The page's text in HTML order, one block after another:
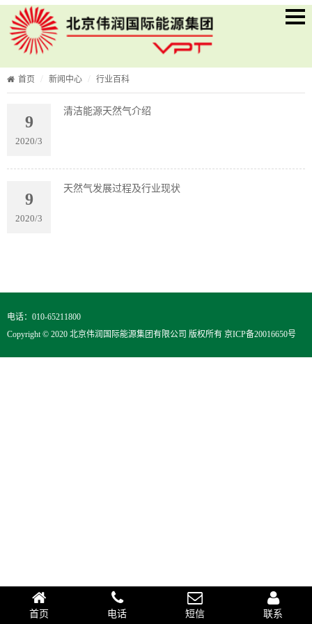
首页 新闻中心 行业百科
9
2020/3
清洁能源天然气介绍
9
2020/3
天然气发展过程及行业现状
电话：010-65211800
Copyright © 2020 北京伟润国际能源集团有限公司 版权所有 京ICP备20016650号
首页 电话 短信 联系